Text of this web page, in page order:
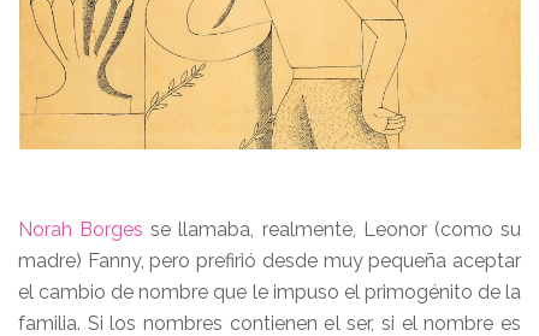
Norah Borges se llamaba, realmente, Leonor (como su
madre) Fanny, pero prefirió desde muy pequeña aceptar
el cambio de nombre que le impuso el primogénito de la
familia. Si los nombres contienen el ser, si el nombre es